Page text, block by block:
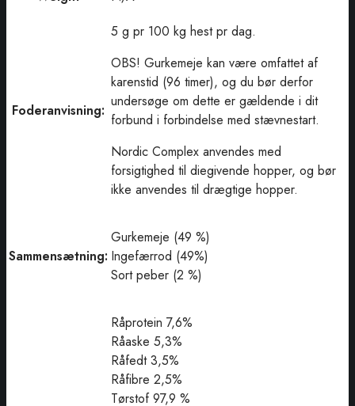
Foderanvisning:
5 g pr 100 kg hest pr dag.
OBS! Gurkemeje kan være omfattet af
karenstid (96 timer), og du bør derfor
undersøge om dette er gældende i dit
forbund i forbindelse med stævnestart.
Nordic Complex anvendes med
forsigtighed til diegivende hopper, og bør
ikke anvendes til drægtige hopper.
Sammensætning:
Gurkemeje (49 %)
Ingefærrod (49%)
Sort peber (2 %)
Råprotein 7,6%
Råaske 5,3%
Råfedt 3,5%
Råfibre 2,5%
Tørstof 97,9 %